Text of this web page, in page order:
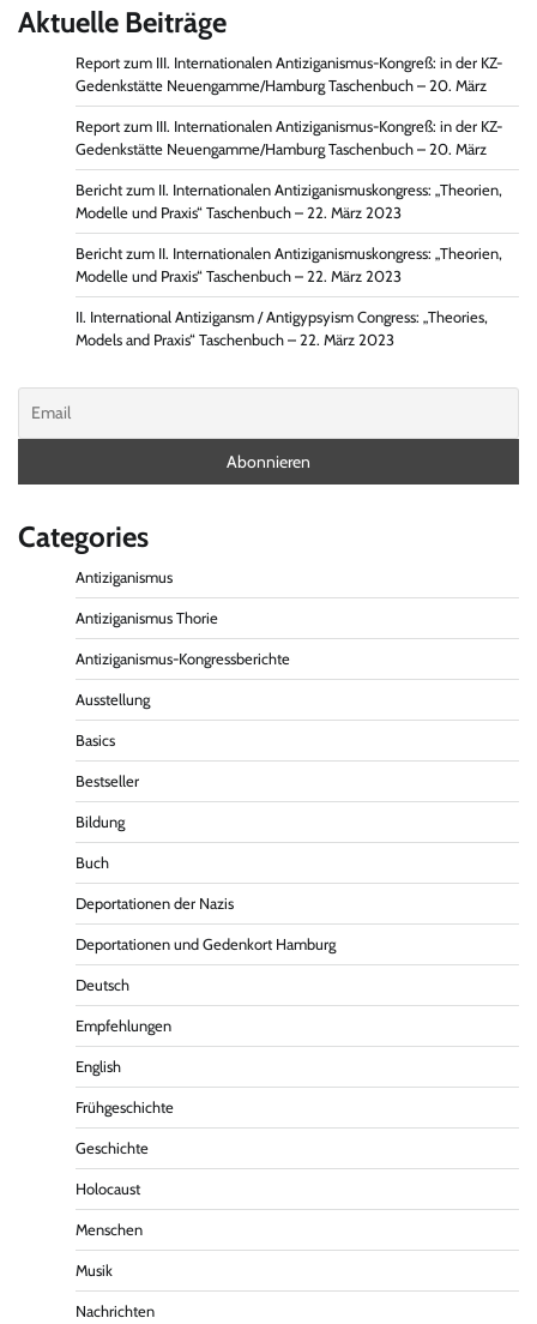
Aktuelle Beiträge
Report zum III. Internationalen Antiziganismus-Kongreß: in der KZ-
Gedenkstätte Neuengamme/Hamburg Taschenbuch – 20. März
Report zum III. Internationalen Antiziganismus-Kongreß: in der KZ-
Gedenkstätte Neuengamme/Hamburg Taschenbuch – 20. März
Bericht zum II. Internationalen Antiziganismuskongress: „Theorien,
Modelle und Praxis“ Taschenbuch – 22. März 2023
Bericht zum II. Internationalen Antiziganismuskongress: „Theorien,
Modelle und Praxis“ Taschenbuch – 22. März 2023
II. International Antizigansm / Antigypsyism Congress: „Theories,
Models and Praxis“ Taschenbuch – 22. März 2023
Categories
Antiziganismus
Antiziganismus Thorie
Antiziganismus-Kongressberichte
Ausstellung
Basics
Bestseller
Bildung
Buch
Deportationen der Nazis
Deportationen und Gedenkort Hamburg
Deutsch
Empfehlungen
English
Frühgeschichte
Geschichte
Holocaust
Menschen
Musik
Nachrichten